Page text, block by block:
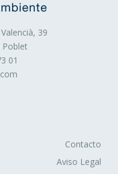
del
de navegación, lo
para mostrar
alguna página web o
por ejemplo, con el
39
Poblet
01
Contacto
Aviso Legal